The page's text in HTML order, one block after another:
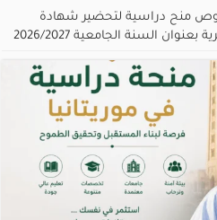
منح دراسية لتحضير شهادة
السنة الجامعية 2026/2027